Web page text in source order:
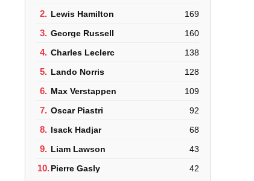
2. Lewis Hamilton 169
3. George Russell 160
4. Charles Leclerc 138
5. Lando Norris 128
6. Max Verstappen 109
7. Oscar Piastri 92
8. Isack Hadjar 68
9. Liam Lawson 43
10.Pierre Gasly 42